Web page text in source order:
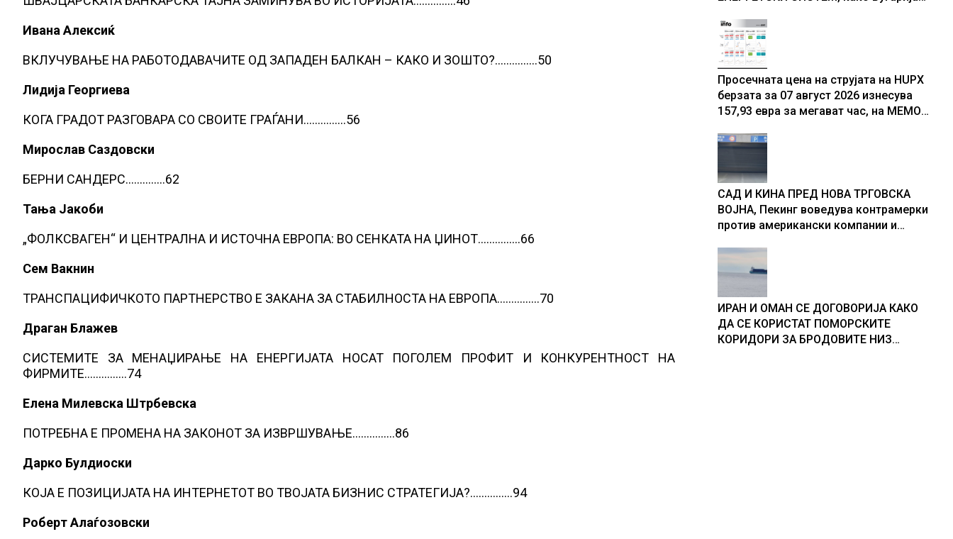
Ивана Алексиќ
ВКЛУЧУВАЊЕ НА РАБОТОДАВАЧИТЕ ОД ЗАПАДЕН БАЛКАН – КАКО И ЗОШТО?……………50
Лидија Георгиева
КОГА ГРАДОТ РАЗГОВАРА СО СВОИТЕ ГРАЃАНИ……………56
Мирослав Саздовски
БЕРНИ САНДЕРС…………..62
Тања Јакоби
„ФОЛКСВАГЕН“ И ЦЕНТРАЛНА И ИСТОЧНА ЕВРОПА: ВО СЕНКАТА НА ЏИНОТ……………66
Сем Вакнин
ТРАНСПАЦИФИЧКОТО ПАРТНЕРСТВО Е ЗАКАНА ЗА СТАБИЛНОСТА НА ЕВРОПА……………70
Драган Блажев
СИСТЕМИТЕ ЗА МЕНАЏИРАЊЕ НА ЕНЕРГИЈАТА НОСАТ ПОГОЛЕМ ПРОФИТ И КОНКУРЕНТНОСТ НА
ФИРМИТЕ……………74
Елена Милевска Штрбевска
ПОТРЕБНА Е ПРОМЕНА НА ЗАКОНОТ ЗА ИЗВРШУВАЊЕ……………86
Дарко Булдиоски
КОЈА Е ПОЗИЦИЈАТА НА ИНТЕРНЕТОТ ВО ТВОЈАТА БИЗНИС СТРАТЕГИЈА?……………94
Роберт Алаѓозовски
складирање на енергија од батерии
Просечната цена на струјата на HUPX
берзата за 07 август 2026 изнесува
157,93 евра за мегават час, на МЕМО
САД И КИНА ПРЕД НОВА ТРГОВСКА
ВОЈНА, Пекинг воведува контрамерки
против американски компании и
ИРАН И ОМАН СЕ ДОГОВОРИЈА КАКО
ДА СЕ КОРИСТАТ ПОМОРСКИТЕ
КОРИДОРИ ЗА БРОДОВИТЕ НИЗ